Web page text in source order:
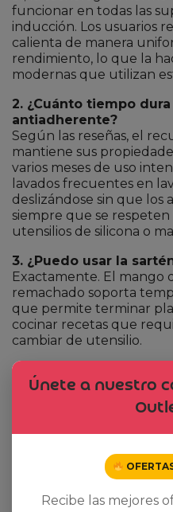
funcionar en todas las
inducción. Los usuarios
calienta de manera
rendimiento, lo que la
modernas que utilizan
2. ¿Cuánto tiempo
antiadherente?
Según las reseñas, el
mantiene sus
varios meses de uso
lavados frecuentes en
deslizándose sin que los
siempre que se
utensilios de silicona o
3. ¿Puedo usar la
Exactamente. El mango
remachado soporta
que permite terminar
cocinar recetas que
cambiar de utensilio.
4. ¿Qué pasa si el
desaparece?
El indicador desaparece
temperatura óptima
desaparece, la sartén
calentándola unos
herramienta visual que
“adivina‑la‑temperatura”.
Únete a nuestro
Recibe las mejores